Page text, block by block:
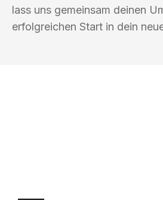
lass uns gemeinsam deinen
erfolgreichen Start in dein